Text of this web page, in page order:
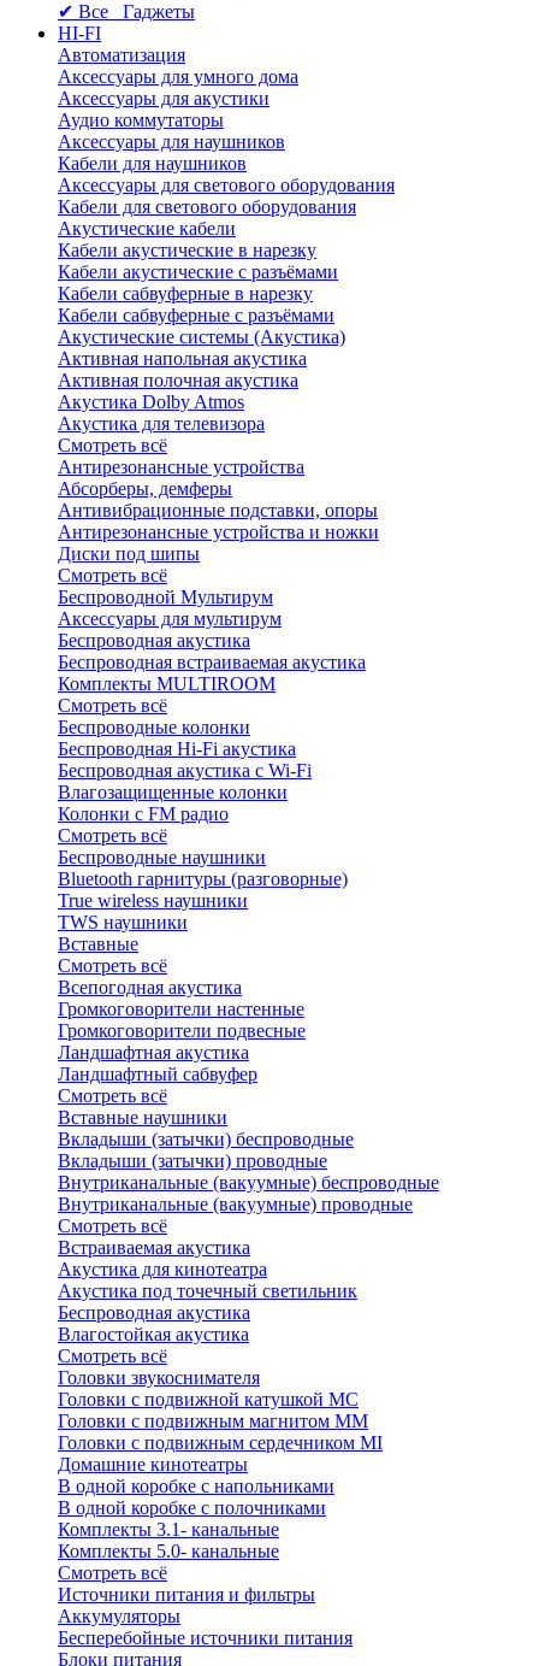
✔ Все Гаджеты
HI-FI
Автоматизация
Аксессуары для умного дома
Аксессуары для акустики
Аудио коммутаторы
Аксессуары для наушников
Кабели для наушников
Аксессуары для светового оборудования
Кабели для светового оборудования
Акустические кабели
Кабели акустические в нарезку
Кабели акустические с разъёмами
Кабели сабвуферные в нарезку
Кабели сабвуферные с разъёмами
Акустические системы (Акустика)
Активная напольная акустика
Активная полочная акустика
Акустика Dolby Atmos
Акустика для телевизора
Смотреть всё
Антирезонансные устройства
Абсорберы, демферы
Антивибрационные подставки, опоры
Антирезонансные устройства и ножки
Диски под шипы
Смотреть всё
Беспроводной Мультирум
Аксессуары для мультирум
Беспроводная акустика
Беспроводная встраиваемая акустика
Комплекты MULTIROOM
Смотреть всё
Беспроводные колонки
Беспроводная Hi-Fi акустика
Беспроводная акустика с Wi-Fi
Влагозащищенные колонки
Колонки с FM радио
Смотреть всё
Беспроводные наушники
Bluetоoth гарнитуры (разговорные)
True wireless наушники
TWS наушники
Вставные
Смотреть всё
Всепогодная акустика
Громкоговорители настенные
Громкоговорители подвесные
Ландшафтная акустика
Ландшафтный сабвуфер
Смотреть всё
Вставные наушники
Вкладыши (затычки) беспроводные
Вкладыши (затычки) проводные
Внутриканальные (вакуумные) беспроводные
Внутриканальные (вакуумные) проводные
Смотреть всё
Встраиваемая акустика
Акустика для кинотеатра
Акустика под точечный светильник
Беспроводная акустика
Влагостойкая акустика
Смотреть всё
Головки звукоснимателя
Головки с подвижной катушкой MC
Головки с подвижным магнитом ММ
Головки с подвижным сердечником MI
Домашние кинотеатры
В одной коробке с напольниками
В одной коробке с полочниками
Комплекты 3.1- канальные
Комплекты 5.0- канальные
Смотреть всё
Источники питания и фильтры
Аккумуляторы
Бесперебойные источники питания
Блоки питания